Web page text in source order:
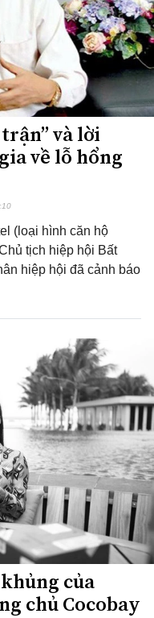
và lời
về lỗ hổng
(loại hình căn hộ
tịch hiệp hội Bất
hiệp hội đã cảnh báo
của
chủ Cocobay